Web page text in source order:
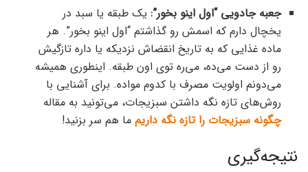
جعبه جادویی “اول اینو بخور”: یک طبقه یا سبد در
یخچال دارم که اسمش رو گذاشتم “اول اینو بخور”. هر
ماده غذایی که به تاریخ انقضاش نزدیکه یا داره تازگیش
رو از دست می‌ده، می‌ره توی اون طبقه. اینطوری همیشه
می‌دونم اولویت مصرف با کدوم مواده. برای آشنایی با
روش‌های تازه نگه داشتن سبزیجات، می‌تونید به مقاله
چگونه سبزیجات را تازه نگه داریم ما هم سر بزنید!
نتیجه‌گیری